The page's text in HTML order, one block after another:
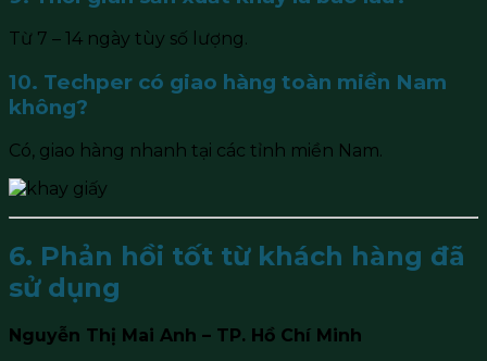
Từ 7 – 14 ngày tùy số lượng.
10. Techper có giao hàng toàn miền Nam
không?
Có, giao hàng nhanh tại các tỉnh miền Nam.
6. Phản hồi tốt từ khách hàng đã
sử dụng
Nguyễn Thị Mai Anh – TP. Hồ Chí Minh